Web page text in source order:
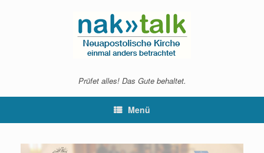
Prüfet alles! Das Gute behaltet.
Menü